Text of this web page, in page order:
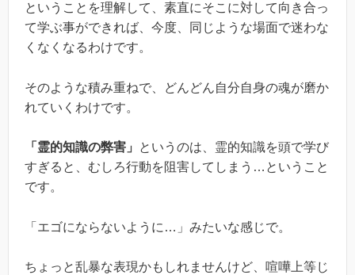
ということを理解して、素直にそこに対して向き合っ
て学ぶ事ができれば、今度、同じような場面で迷わな
くなくなるわけです。
そのような積み重ねで、どんどん自分自身の魂が磨か
れていくわけです。
「霊的知識の弊害」
というのは、霊的知識を頭で学び
すぎると、むしろ行動を阻害してしまう…ということ
です。
「エゴにならないように…」みたいな感じで。
ちょっと乱暴な表現かもしれませんけど、喧嘩上等じ